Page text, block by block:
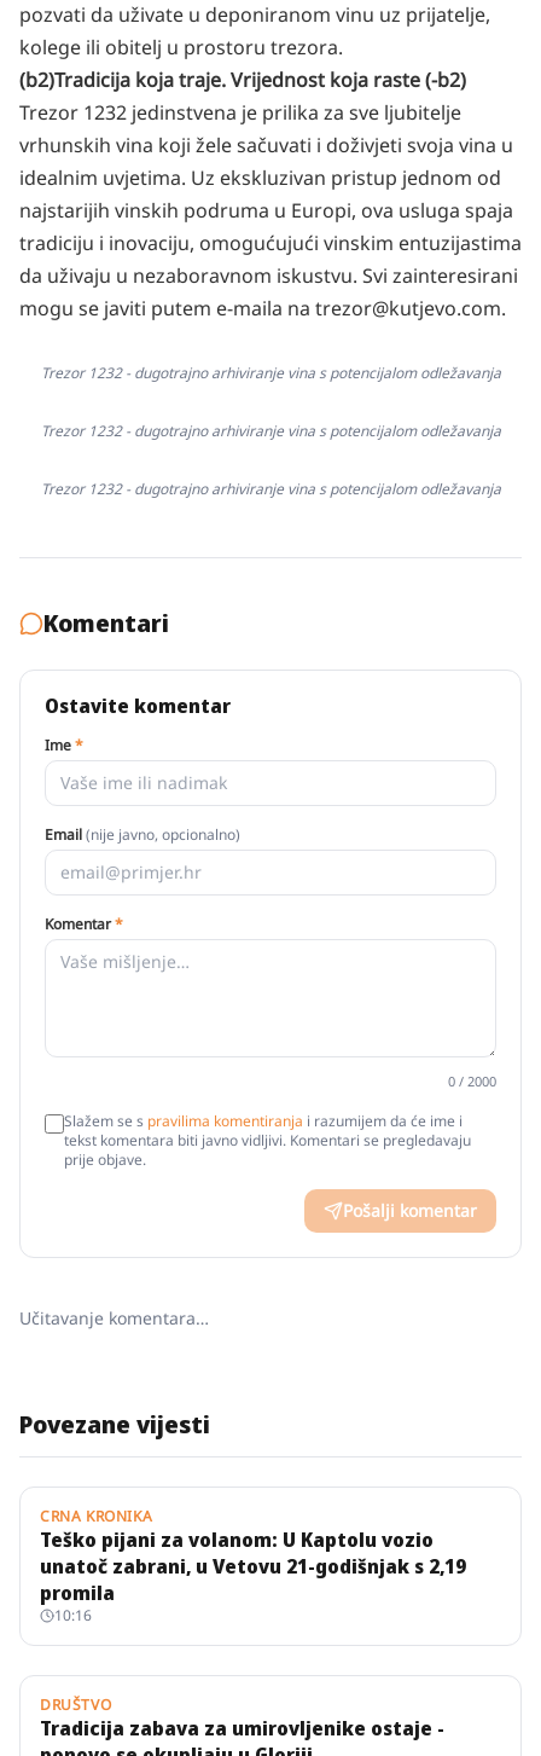
pozvati da uživate u deponiranom vinu uz prijatelje,
kolege ili obitelj u prostoru trezora.
(b2)Tradicija koja traje. Vrijednost koja raste (-b2)
Trezor 1232 jedinstvena je prilika za sve ljubitelje
vrhunskih vina koji žele sačuvati i doživjeti svoja vina u
idealnim uvjetima. Uz ekskluzivan pristup jednom od
najstarijih vinskih podruma u Europi, ova usluga spaja
tradiciju i inovaciju, omogućujući vinskim entuzijastima
da uživaju u nezaboravnom iskustvu. Svi zainteresirani
mogu se javiti putem e-maila na trezor@kutjevo.com.
Trezor 1232 - dugotrajno arhiviranje vina s potencijalom odležavanja
Trezor 1232 - dugotrajno arhiviranje vina s potencijalom odležavanja
Trezor 1232 - dugotrajno arhiviranje vina s potencijalom odležavanja
Komentari
Ostavite komentar
Ime*
Email(nije javno, opcionalno)
Komentar*
0 / 2000
Slažem se s pravilima komentiranja i razumijem da će ime i
tekst komentara biti javno vidljivi. Komentari se pregledavaju
prije objave.
Pošalji komentar
Učitavanje komentara…
Povezane vijesti
CRNA KRONIKA
Teško pijani za volanom: U Kaptolu vozio
unatoč zabrani, u Vetovu 21-godišnjak s 2,19
promila
10:16
DRUŠTVO
Tradicija zabava za umirovljenike ostaje -